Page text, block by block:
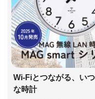
Wi-Fiとつながる、い
な時計